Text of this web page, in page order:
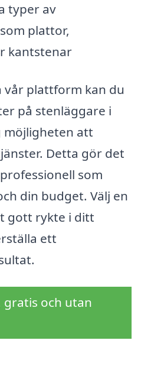
typer av
plattor,
kantstenar
vår plattform kan du
på stenläggare i
möjligheten att
Detta gör det
som
din budget. Välj en
gott rykte i ditt
ett
gratis och utan